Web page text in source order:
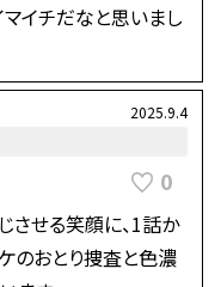
イチだなと思いまし
2025.9.4
0
せる笑顔に、1話か
のおとり捜査と色濃